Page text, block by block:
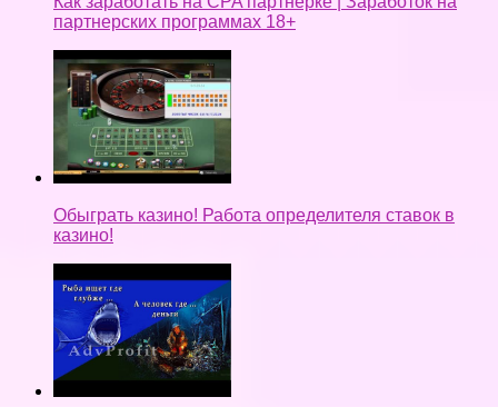
партнерских программах 18+
Обыграть казино! Работа определителя ставок в
казино!